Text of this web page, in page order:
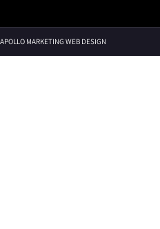
APOLLO MARKETING WEB DESIGN